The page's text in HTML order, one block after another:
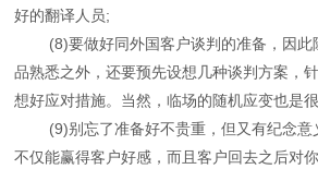
好的翻译人员;
(8)要做好同外国客户谈判的准备，因此
品熟悉之外，还要预先设想几种谈判方案，
想好应对措施。当然，临场的随机应变也是
(9)别忘了准备好不贵重，但又有纪念意
不仅能赢得客户好感，而且客户回去之后对